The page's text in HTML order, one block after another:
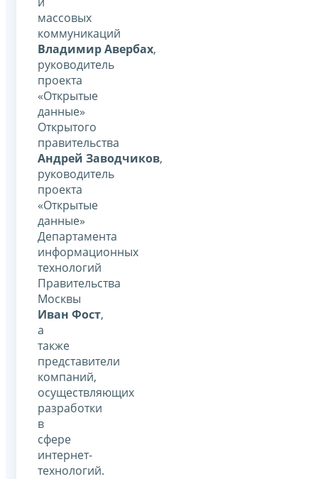
массовых
коммуникаций
Владимир Авербах,
руководитель
проекта
«Открытые
данные»
Открытого
правительства
Андрей Заводчиков,
руководитель
проекта
«Открытые
данные»
Департамента
информационных
технологий
Правительства
Москвы
Иван Фост,
а
также
представители
компаний,
осуществляющих
разработки
в
сфере
интернет-
технологий.